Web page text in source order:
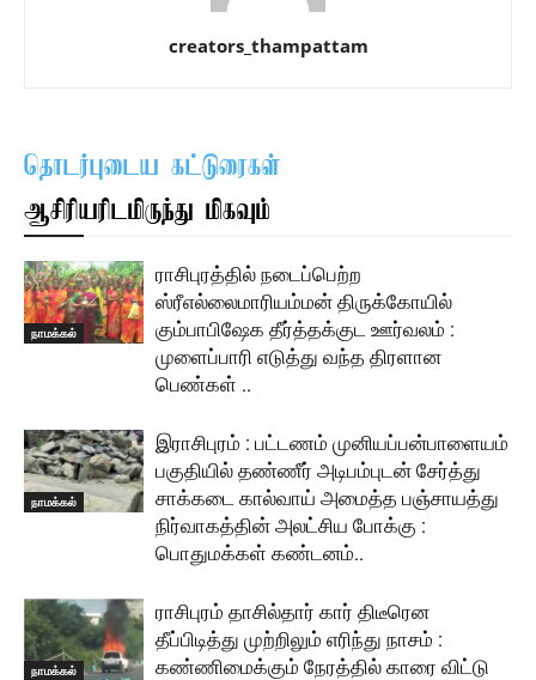
creators_thampattam
தொடர்புடைய கட்டுரைகள்
ஆசிரியரிடமிருந்து மிகவும்
நாமக்கல்
ராசிபுரத்தில் நடைப்பெற்ற
ஸ்ரீஎல்லைமாரியம்மன் திருக்கோயில்
கும்பாபிஷேக தீர்த்தக்குட ஊர்வலம் :
முளைப்பாரி எடுத்து வந்த திரளான
பெண்கள் ..
நாமக்கல்
இராசிபுரம் : பட்டணம் முனியப்பன்பாளையம்
பகுதியில் தண்ணீர் அடிபம்புடன் சேர்த்து
சாக்கடை கால்வாய் அமைத்த பஞ்சாயத்து
நிர்வாகத்தின் அலட்சிய போக்கு :
பொதுமக்கள் கண்டனம்..
நாமக்கல்
ராசிபுரம் தாசில்தார் கார் திடீரென
தீப்பிடித்து முற்றிலும் எரிந்து நாசம் :
கண்ணிமைக்கும் நேரத்தில் காரை விட்டு